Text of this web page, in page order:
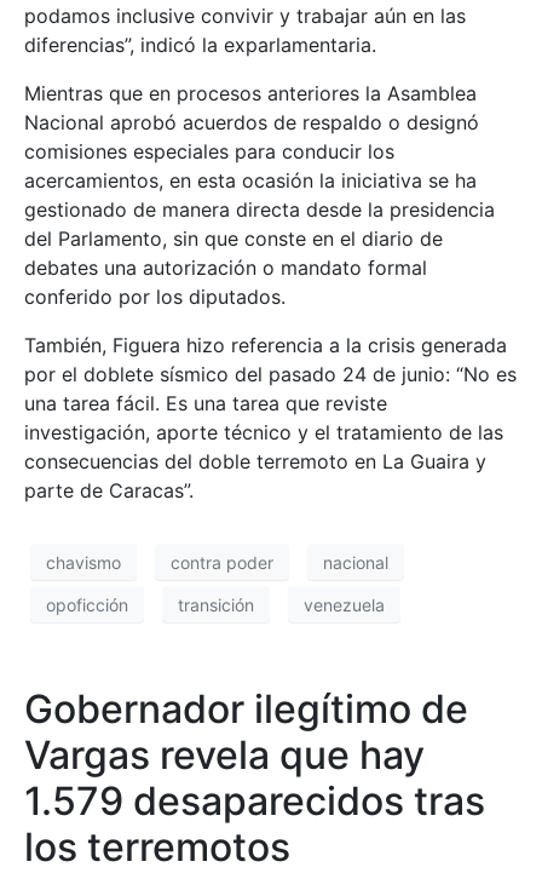
podamos inclusive convivir y trabajar aún en las
diferencias”, indicó la exparlamentaria.
Mientras que en procesos anteriores la Asamblea
Nacional aprobó acuerdos de respaldo o designó
comisiones especiales para conducir los
acercamientos, en esta ocasión la iniciativa se ha
gestionado de manera directa desde la presidencia
del Parlamento, sin que conste en el diario de
debates una autorización o mandato formal
conferido por los diputados.
También, Figuera hizo referencia a la crisis generada
por el doblete sísmico del pasado 24 de junio: “No es
una tarea fácil. Es una tarea que reviste
investigación, aporte técnico y el tratamiento de las
consecuencias del doble terremoto en La Guaira y
parte de Caracas”.
chavismo contra poder nacional
opoficción transición venezuela
Gobernador ilegítimo de
Vargas revela que hay
1.579 desaparecidos tras
los terremotos